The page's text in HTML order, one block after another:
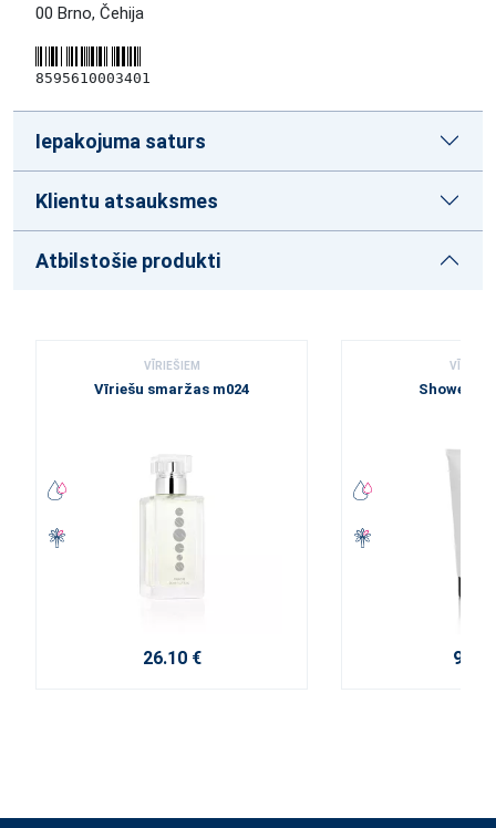
00 Brno, Čehija
8595610003401
Iepakojuma saturs
Klientu atsauksmes
Atbilstošie produkti
VĪRIEŠIEM
Vīriešu smaržas m024
26.10 €
Shower
9.20